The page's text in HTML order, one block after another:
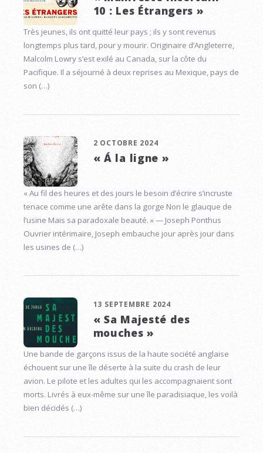
10 : Les Étrangers »
Très jeunes, ils ont quitté leur pays ; ils y sont revenus
longtemps plus tard, pour y mourir. Originaire d’Angleterre,
Malcolm Lowry s’est exilé au Canada, sur la côte du
Pacifique. Il a séjourné à deux reprises au Mexique, pays de
son (…)
2 OCTOBRE 2024
« Á la ligne »
« Au fil des heures et des jours le besoin d’écrire s’incruste
tenace comme une arête dans la gorge Non le glauque de
l’usine Mais sa paradoxale beauté. » — Joseph Ponthus
Ouvrier intérimaire, Joseph embauche jour après jour dans
les usines de (…)
13 SEPTEMBRE 2024
« Sa Majesté des
mouches »
Une bande de garçons issus de la haute société anglaise
échouent sur une île déserte à la suite du crash de leur
avion. Le pilote et les adultes qui les accompagnaient sont
morts. Livrés à eux-même sur une île paradisiaque, les voilà
bien décidés (…)